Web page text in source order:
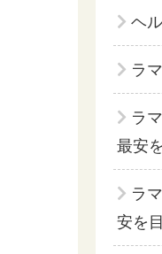
ヘ
ラ
ラ
最安
ラ
安を